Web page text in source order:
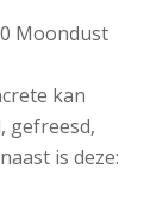
Moondust
kan
gefreesd,
is deze: